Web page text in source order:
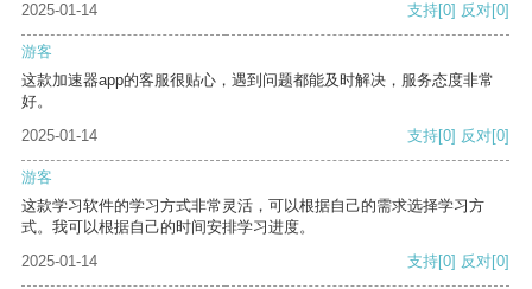
2025-01-14 支持[0] 反对[0]
游客
这款加速器app的客服很贴心，遇到问题都能及时解决，服务态度非常
好。
2025-01-14
支持[0] 反对[0]
游客
这款学习软件的学习方式非常灵活，可以根据自己的需求选择学习方
式。我可以根据自己的时间安排学习进度。
2025-01-14
支持[0] 反对[0]